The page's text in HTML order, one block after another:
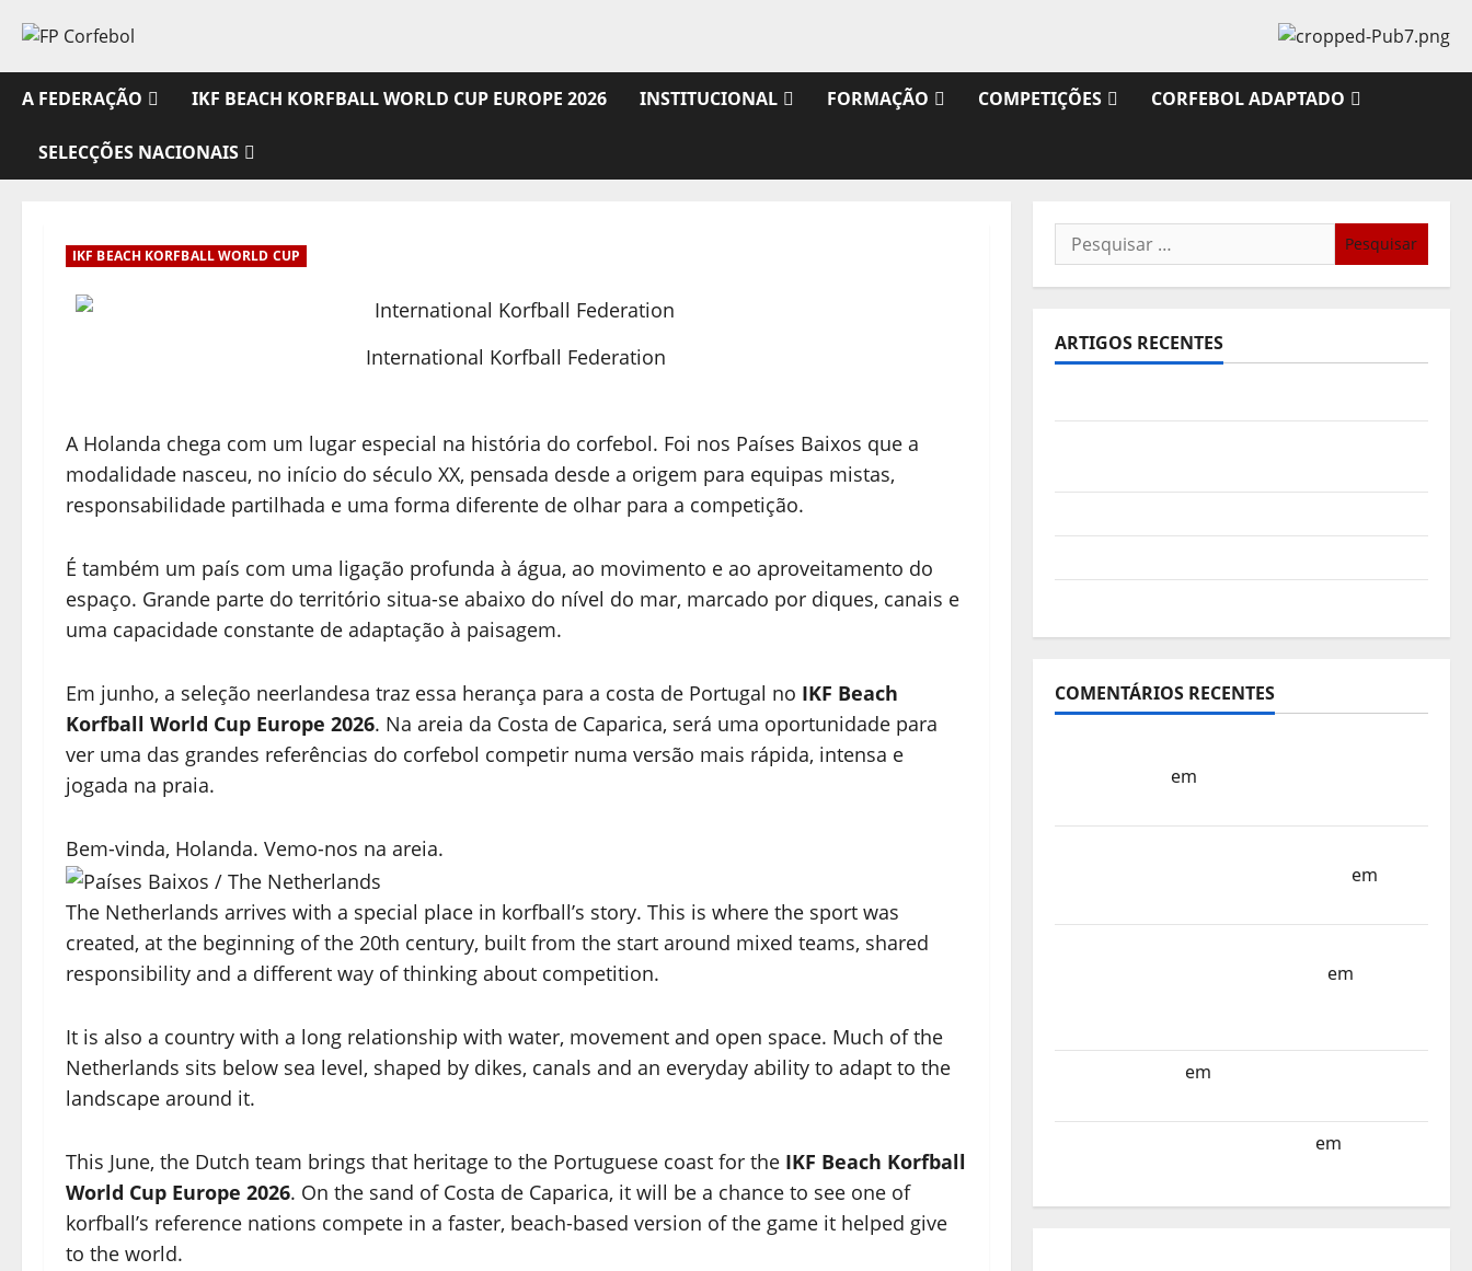
para
o
conteúdo
A FEDERAÇÃO IKF BEACH KORFBALL WORLD CUP EUROPE 2026 INSTITUCIONAL FORMAÇÃO COMPETIÇÕES CORFEBOL ADAPTADO
SELECÇÕES NACIONAIS
IKF BEACH KORFBALL WORLD CUP
International Korfball Federation
A Holanda chega com um lugar especial na história do corfebol. Foi nos Países Baixos que a
modalidade nasceu, no início do século XX, pensada desde a origem para equipas mistas,
responsabilidade partilhada e uma forma diferente de olhar para a competição.
É também um país com uma ligação profunda à água, ao movimento e ao aproveitamento do
espaço. Grande parte do território situa-se abaixo do nível do mar, marcado por diques, canais e
uma capacidade constante de adaptação à paisagem.
Em junho, a seleção neerlandesa traz essa herança para a costa de Portugal no IKF Beach
Korfball World Cup Europe 2026. Na areia da Costa de Caparica, será uma oportunidade para
ver uma das grandes referências do corfebol competir numa versão mais rápida, intensa e
jogada na praia.
Bem-vinda, Holanda. Vemo-nos na areia.
The Netherlands arrives with a special place in korfball’s story. This is where the sport was
created, at the beginning of the 20th century, built from the start around mixed teams, shared
responsibility and a different way of thinking about competition.
It is also a country with a long relationship with water, movement and open space. Much of the
Netherlands sits below sea level, shaped by dikes, canals and an everyday ability to adapt to the
landscape around it.
This June, the Dutch team brings that heritage to the Portuguese coast for the IKF Beach Korfball
World Cup Europe 2026. On the sand of Costa de Caparica, it will be a chance to see one of
korfball’s reference nations compete in a faster, beach-based version of the game it helped give
to the world.
Pesquisar
por:
ARTIGOS RECENTES
COMENTÁRIOS RECENTES
em
em
em
em
em